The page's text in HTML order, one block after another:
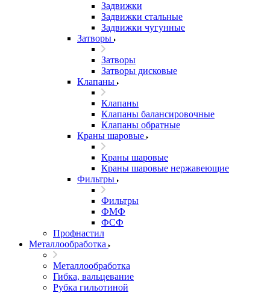
Задвижки
Задвижки стальные
Задвижки чугунные
Затворы
Затворы
Затворы дисковые
Клапаны
Клапаны
Клапаны балансировочные
Клапаны обратные
Краны шаровые
Краны шаровые
Краны шаровые нержавеющие
Фильтры
Фильтры
ФМФ
ФСФ
Профнастил
Металлообработка
Металлообработка
Гибка, вальцевание
Рубка гильотиной